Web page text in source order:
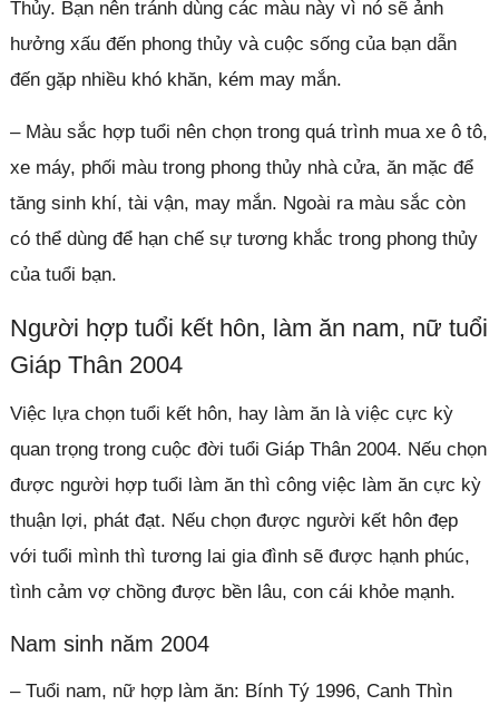
Thủy. Bạn nên tránh dùng các màu này vì nó sẽ ảnh
hưởng xấu đến phong thủy và cuộc sống của bạn dẫn
đến gặp nhiều khó khăn, kém may mắn.
– Màu sắc hợp tuổi nên chọn trong quá trình mua xe ô tô,
xe máy, phối màu trong phong thủy nhà cửa, ăn mặc để
tăng sinh khí, tài vận, may mắn. Ngoài ra màu sắc còn
có thể dùng để hạn chế sự tương khắc trong phong thủy
của tuổi bạn.
Người hợp tuổi kết hôn, làm ăn nam, nữ tuổi
Giáp Thân 2004
Việc lựa chọn tuổi kết hôn, hay làm ăn là việc cực kỳ
quan trọng trong cuộc đời tuổi Giáp Thân 2004. Nếu chọn
được người hợp tuổi làm ăn thì công việc làm ăn cực kỳ
thuận lợi, phát đạt. Nếu chọn được người kết hôn đẹp
với tuổi mình thì tương lai gia đình sẽ được hạnh phúc,
tình cảm vợ chồng được bền lâu, con cái khỏe mạnh.
Nam sinh năm 2004
– Tuổi nam, nữ hợp làm ăn: Bính Tý 1996, Canh Thìn